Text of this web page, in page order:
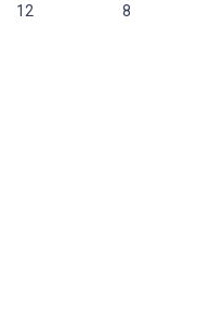
12 8